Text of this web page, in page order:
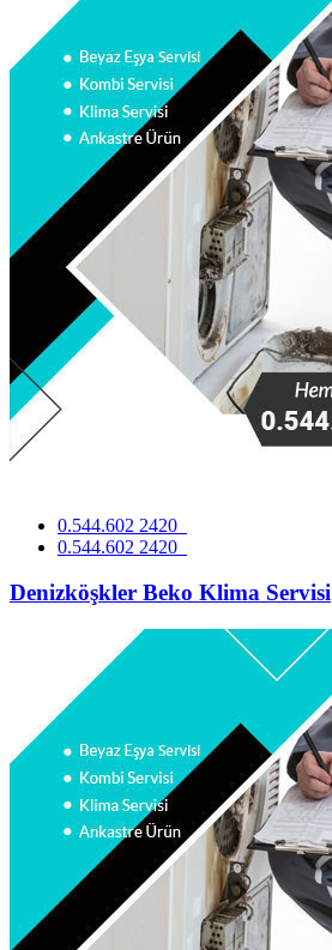
0.544.602 2420
0.544.602 2420
Denizköşkler Beko Klima Servisi